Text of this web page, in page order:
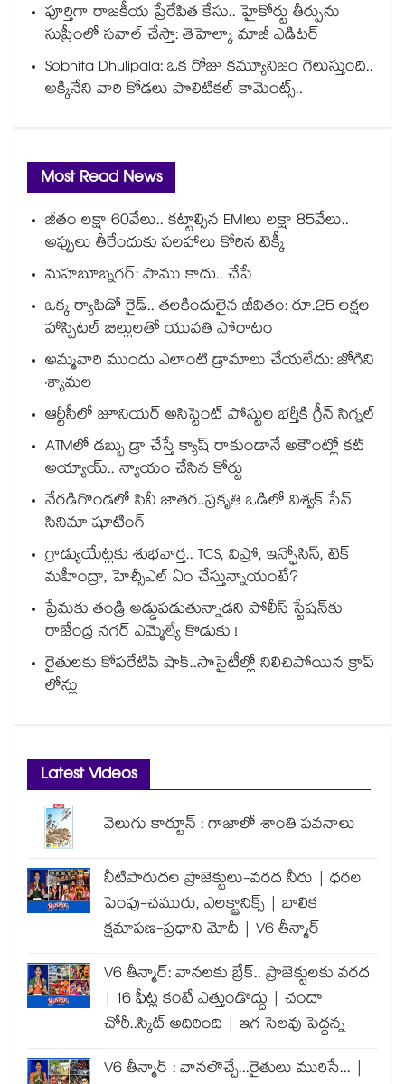
పూర్తిగా రాజకీయ ప్రేరేపిత కేసు.. హైకోర్టు తీర్పును
సుప్రీంలో సవాల్ చేస్తా: తెహెల్కా మాజీ ఎడిటర్
Sobhita Dhulipala: ఒక రోజు కమ్యూనిజం గెలుస్తుంది..
అక్కినేని వారి కోడలు పొలిటికల్ కామెంట్స్..
Most Read News
జీతం లక్షా 60వేలు.. కట్టాల్సిన EMIలు లక్షా 85వేలు..
అప్పులు తీరేందుకు సలహాలు కోరిన టెక్కీ
మహబూబ్నగర్: పాము కాదు.. చేపే
ఒక్క ర్యాపిడో రైడ్.. తలకిందులైన జీవితం: రూ.25 లక్షల
హాస్పిటల్ బిల్లులతో యువతి పోరాటం
అమ్మవారి ముందు ఎలాంటి డ్రామాలు చేయలేదు: జోగిని
శ్యామల
ఆర్టీసీలో జూనియర్ అసిస్టెంట్‌‌ పోస్టుల భర్తీకి గ్రీన్‌‌ సిగ్నల్
ATMలో డబ్బు డ్రా చేస్తే క్యాష్ రాకుండానే అకౌంట్లో కట్
అయ్యాయ్.. న్యాయం చేసిన కోర్టు
నేరడిగొండలో సినీ జాతర..ప్రకృతి ఒడిలో విశ్వక్ సేన్
సినిమా షూటింగ్
గ్రాడ్యుయేట్లకు శుభవార్త.. TCS, విప్రో, ఇన్ఫోసిస్, టెక్
మహీంద్రా, హెచ్సీఎల్ ఏం చేస్తున్నాయంటే?
ప్రేమకు తండ్రి అడ్డుపడుతున్నాడని పోలీస్ స్టేషన్⁪కు
రాజేంద్ర నగర్ ఎమ్మెల్యే కొడుకు !
రైతులకు కోపరేటివ్ షాక్..సొసైటీల్లో నిలిచిపోయిన క్రాప్
లోన్లు
Latest Videos
వెలుగు కార్టూన్ : గాజాలో శాంతి పవనాలు
నీటిపారుదల ప్రాజెక్టులు-వరద నీరు | ధరల
పెంపు-చమురు, ఎలక్ట్రానిక్స్ | బాలిక
క్షమాపణ-ప్రధాని మోదీ | V6 తీన్మార్
V6 తీన్మార్: వానలకు బ్రేక్.. ప్రాజెక్టులకు వరద
| 16 ఫీట్ల కంటే ఎత్తుండొద్దు | చందా
చోరీ..స్కిట్ అదిరింది | ఇగ సెలవు పెద్దన్న
V6 తీన్మార్ : వానలొచ్చే...రైతులు మురిసే... |